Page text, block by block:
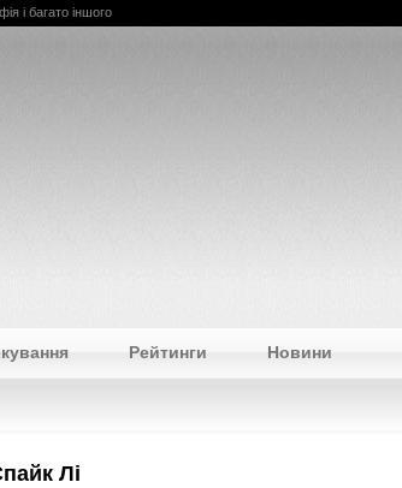
і багато іншого
Рейтинги Новини
Лі